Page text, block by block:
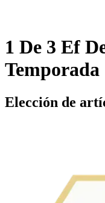
1 De 3 Ef
Temporada
Elección de